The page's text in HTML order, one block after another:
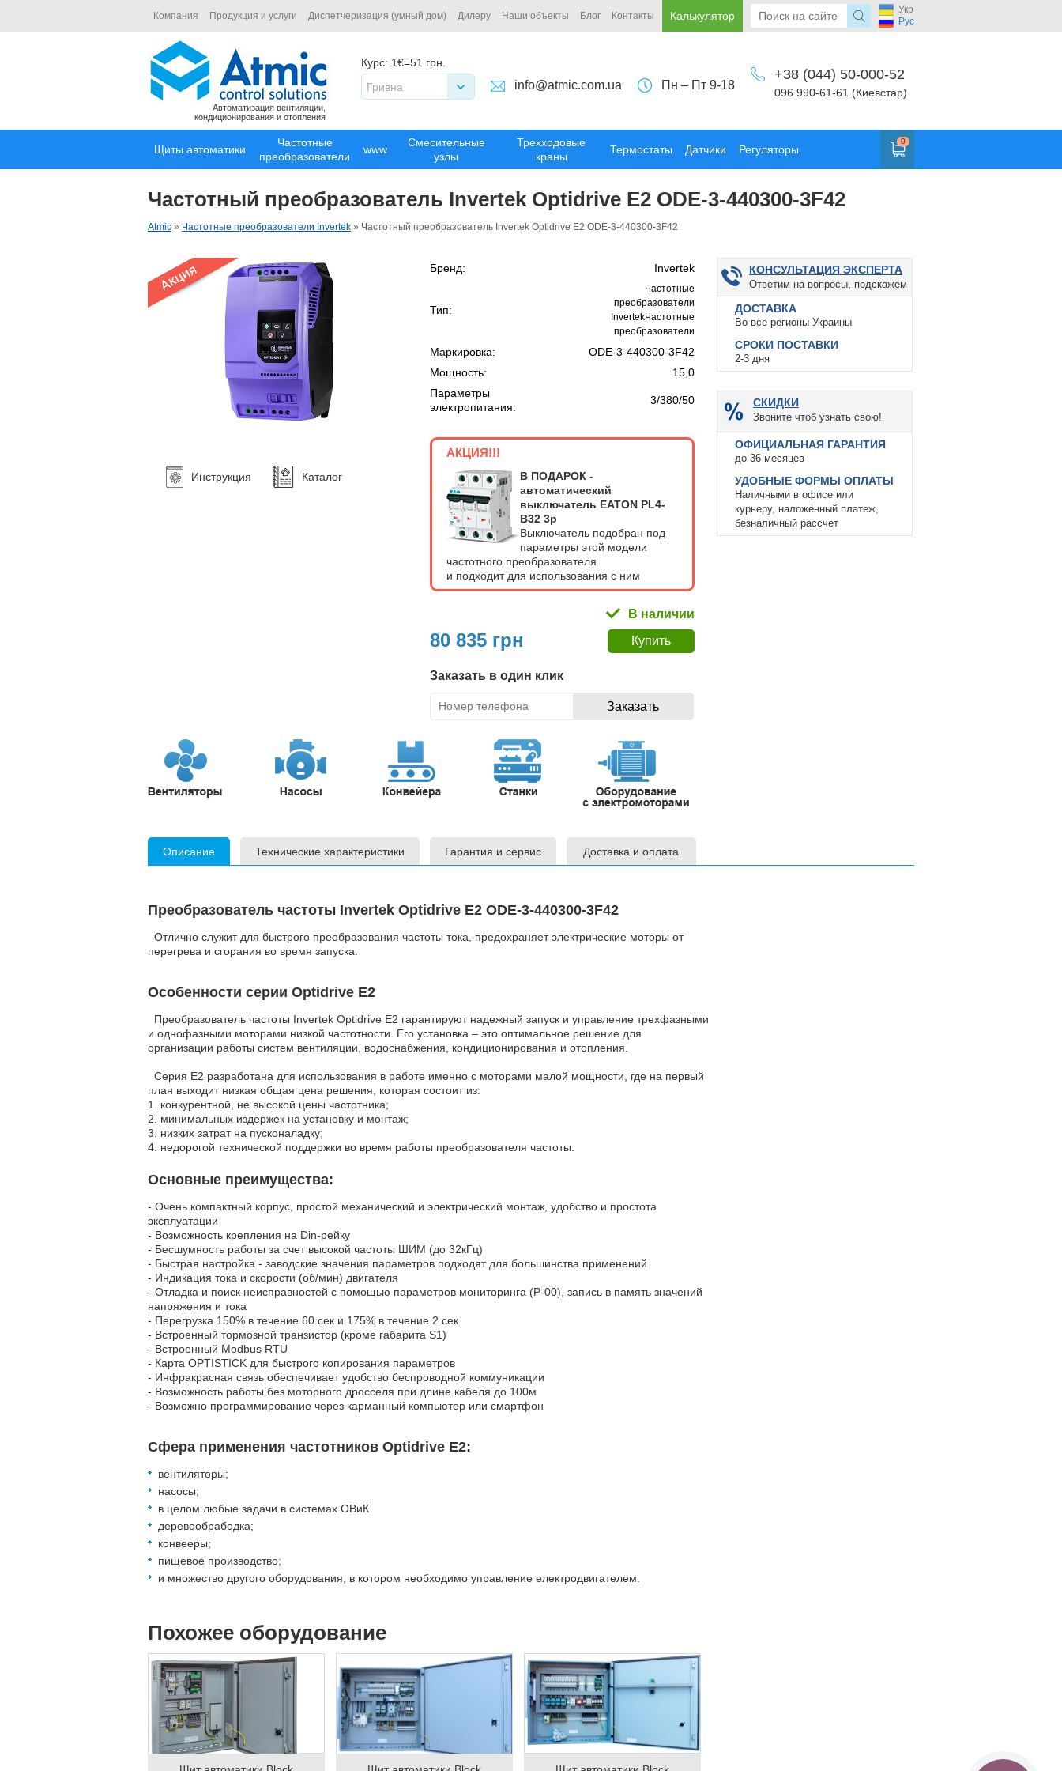
Компания Продукция и услуги Диспетчеризация (умный дом) Дилеру Наши объекты Блог Контакты Калькулятор
Укр
Рус
Автоматизация вентиляции,
кондиционирования и отопления
Курс: 1€=51 грн.
Гривна
info@atmic.com.ua Пн – Пт 9-18
+38 (044) 50-000-52
096 990-61-61 (Киевстар)
Щиты автоматики
Частотные
преобразователи
www
Смесительные
узлы
Трехходовые
краны
Термостаты Датчики Регуляторы
0
Частотный преобразователь Invertek Optidrive E2 ODE-3-440300-3F42
Atmic » Частотные преобразователи Invertek » Частотный преобразователь Invertek Optidrive E2 ODE-3-440300-3F42
Инструкция Каталог
Бренд: Invertek
Тип:
Частотные
преобразователи
InvertekЧастотные
преобразователи
Маркировка:
ODE-3-440300-3F42
Мощность:
15,0
Параметры
электропитания:
3/380/50
АКЦИЯ!!!
В ПОДАРОК -
автоматический
выключатель EATON PL4-
В32 3p
Выключатель подобран под
параметры этой модели
частотного преобразователя
и подходит для использования с ним
В наличии
80 835 грн
Заказать в один клик
КОНСУЛЬТАЦИЯ ЭКСПЕРТА
Ответим на вопросы, подскажем
ДОСТАВКА
Во все регионы Украины
СРОКИ ПОСТАВКИ
2-3 дня
СКИДКИ
Звоните чтоб узнать свою!
ОФИЦИАЛЬНАЯ ГАРАНТИЯ
до 36 месяцев
УДОБНЫЕ ФОРМЫ ОПЛАТЫ
Наличными в офисе или
курьеру, наложенный платеж,
безналичный рассчет
Описание Технические характеристики Гарантия и сервис Доставка и оплата
Преобразователь частоты Invertek Optidrive E2 ODE-3-440300-3F42
Отлично служит для быстрого преобразования частоты тока, предохраняет электрические моторы от
перегрева и сгорания во время запуска.
Особенности серии Optidrive E2
Преобразователь частоты Invertek Optidrive E2 гарантируют надежный запуск и управление трехфазными
и однофазными моторами низкой частотности. Его установка – это оптимальное решение для
организации работы систем вентиляции, водоснабжения, кондиционирования и отопления.
Серия E2 разработана для использования в работе именно с моторами малой мощности, где на первый
план выходит низкая общая цена решения, которая состоит из:
1.
конкурентной, не высокой цены частотника;
2.
минимальных издержек на установку и монтаж;
3.
низких затрат на пусконаладку;
4. недорогой технической поддержки во время работы преобразователя частоты.
Основные преимущества:
- Очень компактный корпус, простой механический и электрический монтаж, удобство и простота
эксплуатации
- Возможность крепления на Din-рейку
- Бесшумность работы за счет высокой частоты ШИМ (до 32кГц)
- Быстрая настройка - заводские значения параметров подходят для большинства применений
- Индикация тока и скорости (об/мин) двигателя
- Отладка и поиск неисправностей с помощью параметров мониторинга (P-00), запись в память значений
напряжения и тока
- Перегрузка 150% в течение 60 сек и 175% в течение 2 сек
- Встроенный тормозной транзистор (кроме габарита S1)
- Встроенный Modbus RTU
- Карта OPTISTICK для быстрого копирования параметров
- Инфракрасная связь обеспечивает удобство беспроводной коммуникации
- Возможность работы без моторного дросселя при длине кабеля до 100м
- Возможно программирование через карманный компьютер или смартфон
Сфера применения частотников Optidrive E2:
вентиляторы;
насосы;
в целом любые задачи в системах ОВиК
деревообрабодка;
конвееры;
пищевое производство;
и множество другого оборудования, в котором необходимо управление електродвигателем.
Похожее оборудование